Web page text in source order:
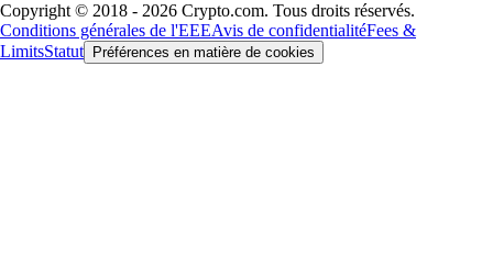
Copyright © 2018 - 2026 Crypto.com. Tous droits réservés.
Conditions générales de l'EEEAvis de confidentialitéFees &
LimitsStatut Préférences en matière de cookies